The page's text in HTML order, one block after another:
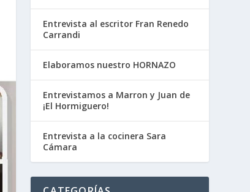
Entrevista al escritor Fran Renedo
Carrandi
Elaboramos nuestro HORNAZO
Entrevistamos a Marron y Juan de
¡El Hormiguero!
Entrevista a la cocinera Sara
Cámara